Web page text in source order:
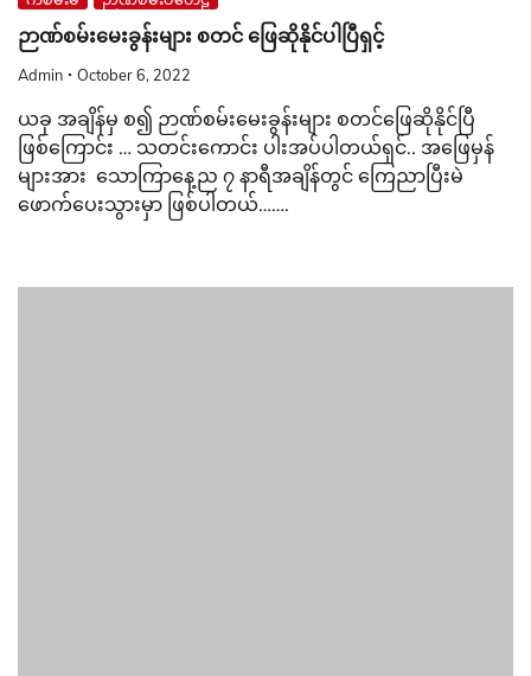
ဉာဏ်စမ်းမေးခွန်းများ စတင် ဖြေဆိုနိုင်ပါပြီရှင့်
Admin October 6, 2022
ယခု အချိန်မှ စ၍ ဉာဏ်စမ်းမေးခွန်းများ စတင်ဖြေဆိုနိုင်ပြီ
ဖြစ်ကြောင်း … သတင်းကောင်း ပါးအပ်ပါတယ်ရှင်.. အဖြေမှန်
များအား သောကြာနေ့ည ၇ နာရီအချိန်တွင် ကြေညာပြီးမဲ
ဖောက်ပေးသွားမှာ ဖြစ်ပါတယ်…….